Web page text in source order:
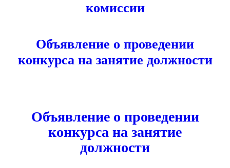
комиссии
Объявление о проведении
конкурса на занятие должности
Объявлениео проведении
конкурса на занятие
должности